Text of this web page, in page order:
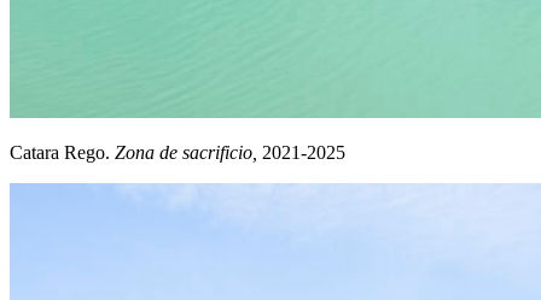
Catara Rego. Zona de sacrificio, 2021-2025